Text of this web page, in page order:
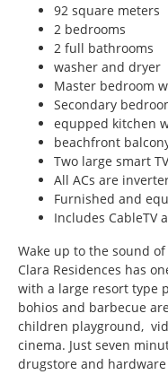
92 square meters
2 bedrooms
2 full bathrooms
washer and dryer
Master bedroom
Secondary
equpped kitchen
beachfront
Two large smart
All ACs are
Furnished and
Includes CableTV
Wake up to the sound
Clara Residences has
with a large resort type
bohios and barbecue
children playground,
cinema. Just seven
drugstore and